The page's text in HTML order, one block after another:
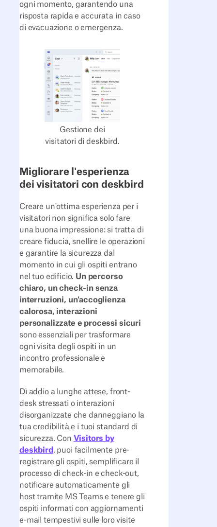
ogni momento, garantendo una
risposta rapida e accurata in caso
di evacuazione o emergenza.
Gestione dei
visitatori di deskbird.
Migliorare l'esperienza
dei visitatori con deskbird
Creare un'ottima esperienza per i
visitatori non significa solo fare
una buona impressione: si tratta di
creare fiducia, snellire le operazioni
e garantire la sicurezza dal
momento in cui gli ospiti entrano
nel tuo edificio. Un percorso
chiaro, un check-in senza
interruzioni, un'accoglienza
calorosa, interazioni
personalizzate e processi sicuri
sono essenziali per trasformare
ogni visita degli ospiti in un
incontro professionale e
memorabile.
Dì addio a lunghe attese, front-
desk stressati o interazioni
disorganizzate che danneggiano la
tua credibilità e i tuoi standard di
sicurezza. Con Visitors by
deskbird , puoi facilmente pre-
registrare gli ospiti, semplificare il
processo di check-in e check-out,
notificare automaticamente gli
host tramite MS Teams e tenere gli
ospiti informati con aggiornamenti
e-mail tempestivi sulle loro visite